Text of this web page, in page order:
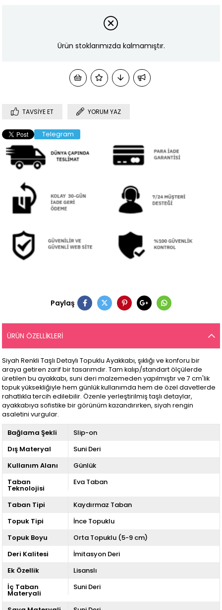
Ürün stoklarımızda kalmamıştır.
TAVSIYE ET YORUM YAZ
Telegram
Paylaş
ÜRÜN ÖZELLIKLERI
Siyah Renkli Taşlı Detaylı Topuklu Ayakkabı, şıklığı ve konforu bir
araya getiren zarif bir tasarımdır. Tam kalıp/standart ölçülerde
üretilen bu ayakkabı, suni deri malzemeden yapılmıştır ve 7 cm'lik
topuk yüksekliğiyle hem günlük kullanımda hem de özel davetlerde
rahatlıkla tercih edilebilir. Özenle yerleştirilmiş taşlı detaylar,
ayakkabıya sofistike bir görünüm kazandırırken, siyah rengin
asaletini vurgular.
Bağlama Şekli
Slip-on
Dış Materyal
Suni Deri
Kullanım Alanı
Günlük
Taban
Teknolojisi
Eva Taban
Taban Tipi
Kaydırmaz Taban
Topuk Tipi
İnce Topuklu
Topuk Boyu
Orta Topuklu (5-9 cm)
Deri Kalitesi
İmitasyon Deri
Ek Özellik
Lisanslı
İç Taban
Materyali
Suni Deri